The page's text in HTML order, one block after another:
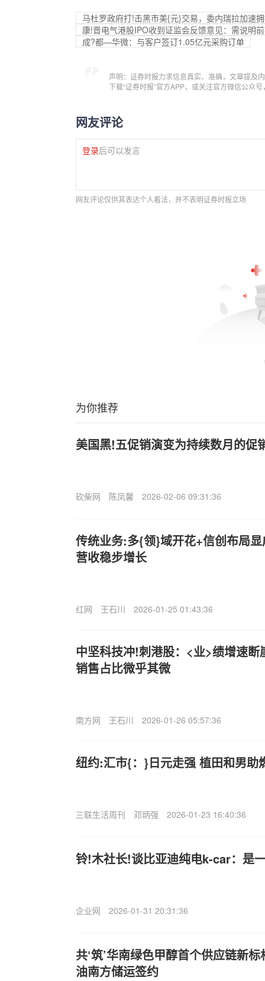
马杜罗政府打!击黑市美{元}交易，委内瑞拉加速
康!晋电气港股IPO收到证监会反馈意见：需说明
成?都—华微：与客户签订1.05亿元采购订单
声明：证券时报力求信息真实、准确，文章提及
下载“证券时报”官方APP，或关注官方微信公众
网友评论
登录后可以发言
网友评论仅供其表达个人看法，并不表明证券时报立场
为你推荐
美国黑!五促销演变为持续数月的促
砍柴网 陈凤馨 2026-02-06 09:31:36
传统业务:多{领}域开花+信创布局
营收稳步增长
红网 王石川 2026-01-25 01:43:36
中坚科技冲!刺港股：<业>绩增速
销售占比微乎其微
南方网 王石川 2026-01-26 05:57:36
纽约:汇市{：}日元走强 植田和男助
三联生活周刊 邓炳强 2026-01-23 16:40:36
铃!木社长!谈比亚迪纯电k-car：是
企业网 2026-01-31 20:31:36
共‘筑’华南绿色甲醇首个供应链新
油南方储运签约